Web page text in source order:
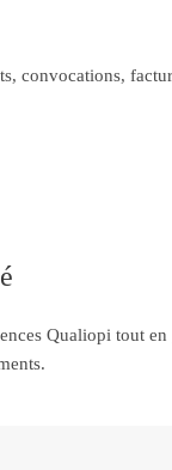
convocations,
Qualiopi tout